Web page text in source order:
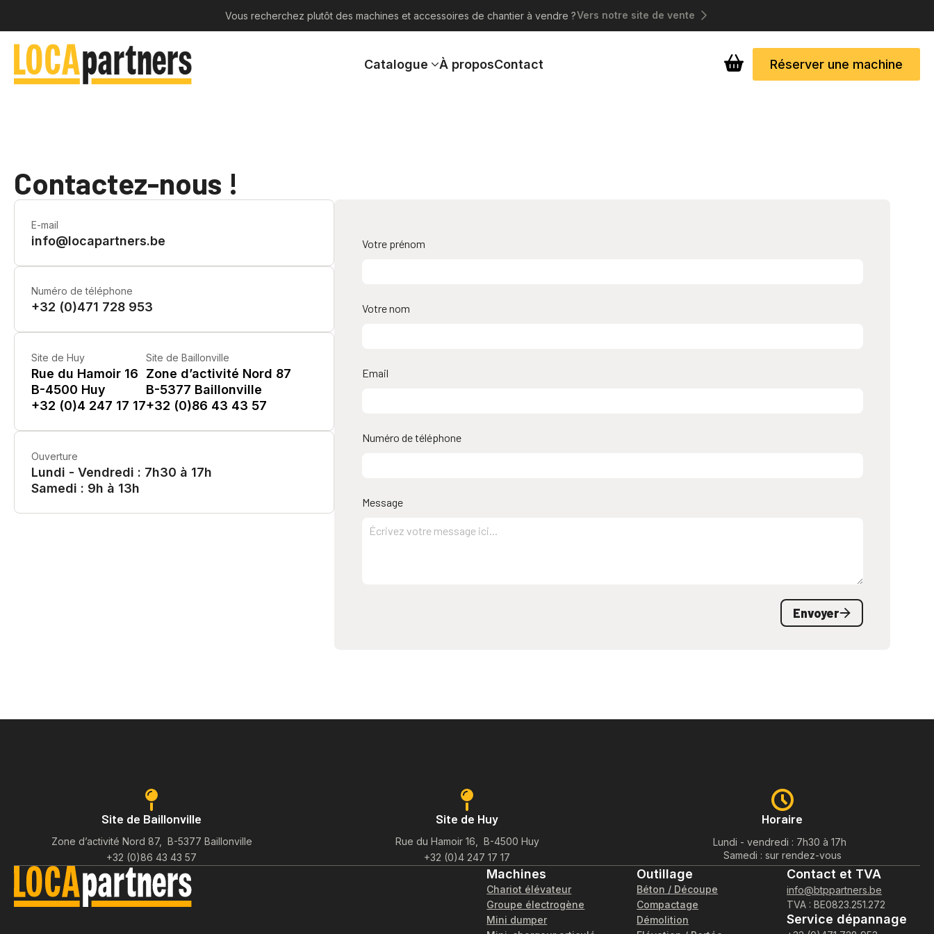
Vous recherchez plutôt des machines et accessoires de chantier à vendre ?Vers notre site de vente
Catalogue À proposContact Réserver une machine
Contactez-nous !
E-mail
info@locapartners.be
Numéro de téléphone
+32 (0)471 728 953
Site de Huy
Rue du Hamoir 16
B-4500 Huy
+32 (0)4 247 17 17
Site de Baillonville
Zone d’activité Nord 87
B-5377 Baillonville
+32 (0)86 43 43 57
Ouverture
Lundi - Vendredi : 7h30 à 17h
Samedi : 9h à 13h
Site de Baillonville
Zone d’activité Nord 87, B-5377 Baillonville
+32 (0)86 43 43 57
Site de Huy
Rue du Hamoir 16, B-4500 Huy
+32 (0)4 247 17 17
Horaire
Lundi - vendredi : 7h30 à 17h
Samedi : sur rendez-vous
Machines
Chariot élévateur
Groupe électrogène
Mini dumper
Outillage
Béton / Découpe
Compactage
Démolition
Contact et TVA
info@btppartners.be
TVA : BE0823.251.272
Service dépannage